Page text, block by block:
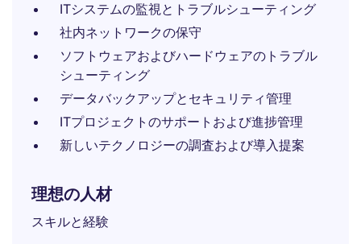
ITシステムの監視とトラブルシューティング
社内ネットワークの保守
ソフトウェアおよびハードウェアのトラブル
シューティング
データバックアップとセキュリティ管理
ITプロジェクトのサポートおよび進捗管理
新しいテクノロジーの調査および導入提案
理想の人材
スキルと経験